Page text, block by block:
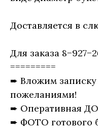
Доставляется в
Для заказа
=========
➨ Вложим
пожеланиями!
➨ Оперативная
➨ ФОТО готового